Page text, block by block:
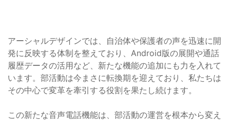
アーシャルデザインでは、自治体や保護者の声を迅速に開
発に反映する体制を整えており、Android版の展開や通話
履歴データの活用など、新たな機能の追加にも力を入れて
います。部活動は今まさに転換期を迎えており、私たちは
その中心で変革を牽引する役割を果たし続けます。
この新たな音声電話機能は、部活動の運営を根本から変え